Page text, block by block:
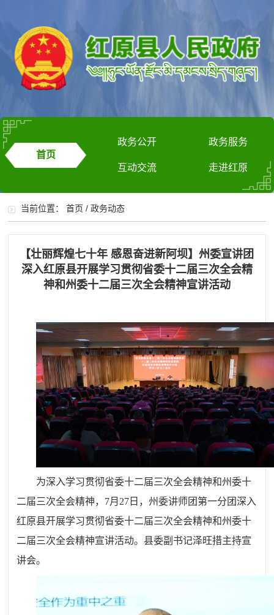
首页
政务公开 政务服务
互动交流 走进红原
当前位置：首页 /政务动态
【壮丽辉煌七十年 感恩奋进新阿坝】州委宣讲团
深入红原县开展学习贯彻省委十二届三次全会精
神和州委十二届三次全会精神宣讲活动
为深入学习贯彻省委十二届三次全会精神和州委十
二届三次全会精神，7月27日，州委讲师团第一分团深入
红原县开展学习贯彻省委十二届三次全会精神和州委十
二届三次全会精神宣讲活动。县委副书记泽旺措主持宣
讲会。